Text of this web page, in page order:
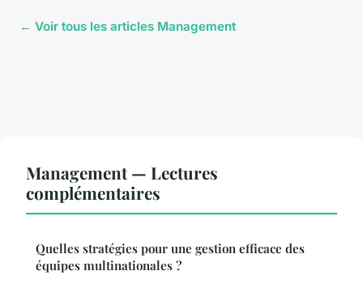
← Voir tous les articles Management
Management — Lectures
complémentaires
Quelles stratégies pour une gestion efficace des
équipes multinationales ?